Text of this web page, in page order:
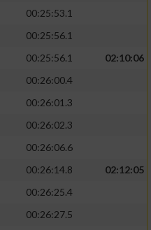
00:25:53.1
00:25:56.1
00:25:56.1
02:10:06
00:26:00.4
00:26:01.3
00:26:02.3
00:26:06.6
00:26:14.8
02:12:05
00:26:25.4
00:26:27.5